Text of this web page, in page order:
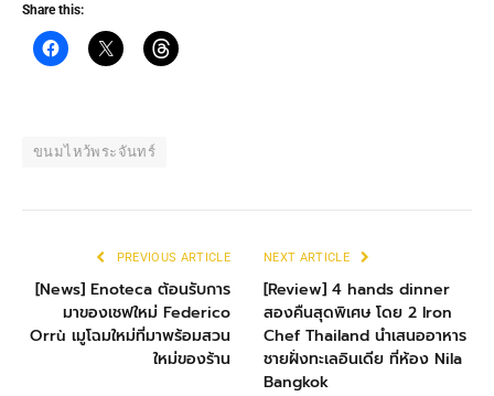
Share this:
ขนมไหว้พระจันทร์
PREVIOUS ARTICLE
[News] Enoteca ต้อนรับการ
มาของเชฟใหม่ Federico
Orrù เมูโฉมใหม่ที่มาพร้อมสวน
ใหม่ของร้าน
NEXT ARTICLE
[Review] 4 hands dinner
สองคืนสุดพิเศษ โดย 2 Iron
Chef Thailand นำเสนออาหาร
ชายฝั่งทะเลอินเดีย ที่ห้อง Nila
Bangkok